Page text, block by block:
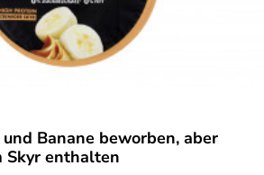
Banane beworben, aber
Skyr enthalten